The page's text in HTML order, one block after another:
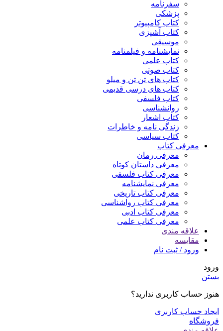
سفرنامه
پزشکی
کتاب کامپیوتر
کتاب آشپزی
موسیقی
نمایشنامه و فیلمنامه
کتاب علمی
کتاب صوتی
کتاب های تن تن و میلو
کتاب های درسی قدیمی
کتاب فلسفی
روانشناسی
کتاب اشعار
زندگی نامه و خاطرات
کتاب سیاسی
معرفی کتاب
معرفی رمان
معرفی داستان کوتاه
معرفی کتاب فلسفی
معرفی نمایشنامه
معرفی کتاب تاریخی
معرفی کتاب رواشناسی
معرفی کتاب ادبی
معرفی کتاب علمی
علاقه مندی
مقایسه
ورود / ثبت نام
ورود
بستن
هنوز حساب کاربری ندارید؟
ایجاد حساب کاربری
فروشگاه